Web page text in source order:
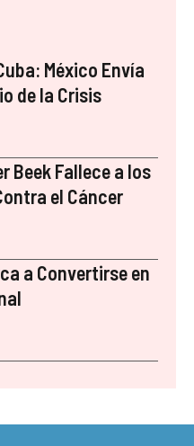
México Envía
de la Crisis
Beek Fallece a los
el Cáncer
a Convertirse en